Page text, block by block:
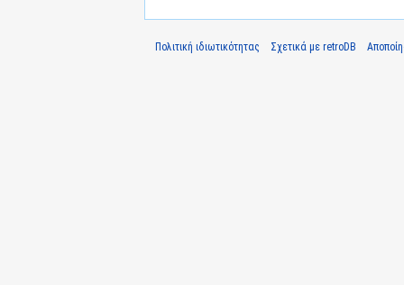
Πολιτική ιδιωτικότητας Σχετικά με retroDB